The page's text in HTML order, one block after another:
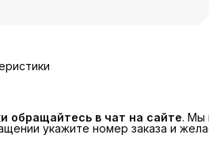
обращайтесь в чат на сайте. Мы
укажите номер заказа и